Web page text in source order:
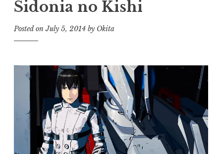
Sidonia no Kishi
Posted onJuly 5, 2014 by Okita